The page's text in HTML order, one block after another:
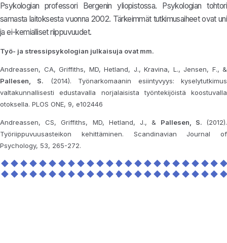
Psykologian professori Bergenin yliopistossa. Psykologian tohtori
samasta laitoksesta vuonna 2002. Tärkeimmät tutkimusaiheet ovat uni
ja ei-kemialliset riippuvuudet.
Työ- ja stressipsykologian julkaisuja ovat mm.
Andreassen, CA, Griffiths, MD, Hetland, J., Kravina, L., Jensen, F., &
Pallesen, S. (2014). Työnarkomaanin esiintyvyys: kyselytutkimus
valtakunnallisesti edustavalla norjalaisista työntekijöistä koostuvalla
otoksella. PLOS ONE, 9, e102446
Andreassen, CS, Griffiths, MD, Hetland, J., & Pallesen, S. (2012).
Työriippuvuusasteikon kehittäminen. Scandinavian Journal of
Psychology, 53, 265-272.